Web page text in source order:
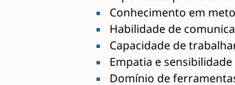
Conhecimento em
Habilidade de
Capacidade de
Empatia e
Domínio de